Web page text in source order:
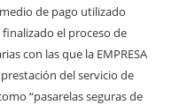
de pago utilizado
el proceso de
con las que la EMPRESA
del servicio de
“pasarelas seguras de